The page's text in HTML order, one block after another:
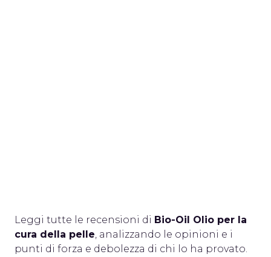
Leggi tutte le recensioni di Bio-Oil Olio per la
cura della pelle, analizzando le opinioni e i
punti di forza e debolezza di chi lo ha provato.